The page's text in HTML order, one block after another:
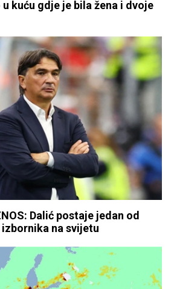
kuću gdje je bila žena i dvoje
Dalić postaje jedan od
na svijetu